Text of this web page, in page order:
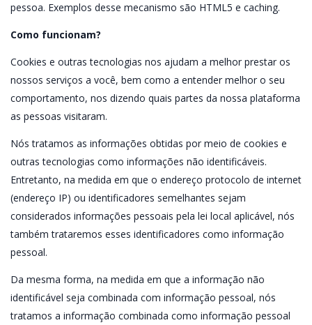
pessoa. Exemplos desse mecanismo são HTML5 e caching.
Como funcionam?
Cookies e outras tecnologias nos ajudam a melhor prestar os
nossos serviços a você, bem como a entender melhor o seu
comportamento, nos dizendo quais partes da nossa plataforma
as pessoas visitaram.
Nós tratamos as informações obtidas por meio de cookies e
outras tecnologias como informações não identificáveis.
Entretanto, na medida em que o endereço protocolo de internet
(endereço IP) ou identificadores semelhantes sejam
considerados informações pessoais pela lei local aplicável, nós
também trataremos esses identificadores como informação
pessoal.
Da mesma forma, na medida em que a informação não
identificável seja combinada com informação pessoal, nós
tratamos a informação combinada como informação pessoal